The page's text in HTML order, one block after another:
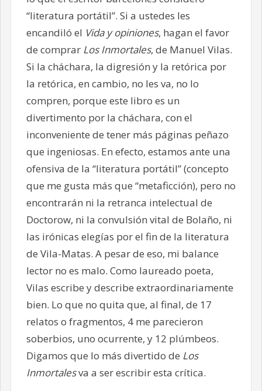
“literatura portátil”. Si a ustedes les
encandiló el Vida y opiniones, hagan el favor
de comprar Los Inmortales, de Manuel Vilas.
Si la cháchara, la digresión y la retórica por
la retórica, en cambio, no les va, no lo
compren, porque este libro es un
divertimento por la cháchara, con el
inconveniente de tener más páginas peñazo
que ingeniosas. En efecto, estamos ante una
ofensiva de la “literatura portátil” (concepto
que me gusta más que “metaficción), pero no
encontrarán ni la retranca intelectual de
Doctorow, ni la convulsión vital de Bolaño, ni
las irónicas elegías por el fin de la literatura
de Vila-Matas. A pesar de eso, mi balance
lector no es malo. Como laureado poeta,
Vilas escribe y describe extraordinariamente
bien. Lo que no quita que, al final, de 17
relatos o fragmentos, 4 me parecieron
soberbios, uno ocurrente, y 12 plúmbeos.
Digamos que lo más divertido de Los
Inmortalesva a ser escribir esta crítica.